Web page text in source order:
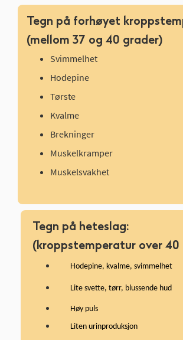
Tegn på forhøyet
(mellom 37 og 40 grader)
Svimmelhet
Hodepine
Tørste
Kvalme
Brekninger
Muskelkramper
Muskelsvakhet
Tegn på heteslag:
(kroppstemperatur over 40
Hodepine, kvalme, svimmelhet
Lite svette, tørr, blussende hud
Høy puls
Liten urinproduksjon